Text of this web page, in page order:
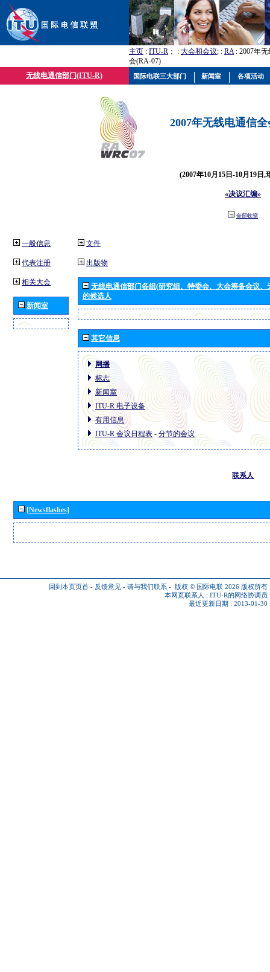
主页 : ITU-R ； : 大会和会议; : RA: 2007年
会(RA-07)
无线电通信部门(ITU-R)
2007年无线电通信
(2007年10月15日-10月19日,
«决议汇编»
全部收缩
一般信息
代表注册
相关大会
新闻室
文件
出版物
无线电通信部门各组(研究组、特委会、大会筹备会议
的候选人
其它信息
网播
标志
新闻室
ITU-R 电子设备
有用信息
ITU-R 会议日程表 - 分节的会议
联系人
[Newsflashes]
回到本页页首 - 反馈意见 - 请与我们联系 - 版权 © 国际电联 2026 版权所有
本网页联系人 : ITU-R的网络协调员
最近更新日期 : 2013-01-30
国际电联三大部门 新闻室 各项活动